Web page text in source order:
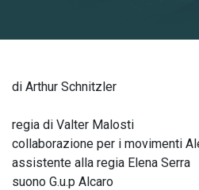
di Arthur Schnitzler
regia di Valter Malosti
collaborazione per i movimenti
assistente alla regia Elena Serra
suono G.u.p Alcaro